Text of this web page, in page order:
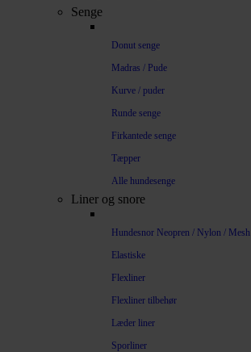
Senge
Donut senge
Madras / Pude
Kurve / puder
Runde senge
Firkantede senge
Tæpper
Alle hundesenge
Liner og snore
Hundesnor Neopren / Nylon / Mesh
Elastiske
Flexliner
Flexliner tilbehør
Læder liner
Sporliner